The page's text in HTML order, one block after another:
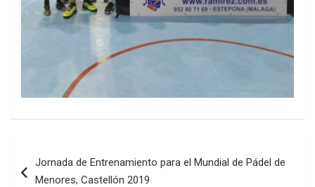
de
Jornada de Entrenamiento para el Mundial de Pádel de
Menores, Castellón 2019